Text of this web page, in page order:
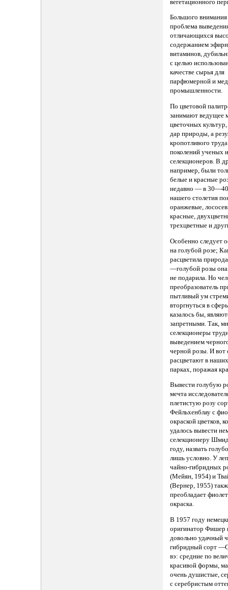
вегетационного
Большого внимания
проблема
отличающихся
содержанием
витаминов,
с целью
качестве сырья для
парфюмерной и
промышленности.
По цветовой
занимают ведущее
цветочных
дар природы, а
кропотливого
поколений ученых
селекционеров. В
например, были
белые и красные
недавно — в
нашего столетия
оранжевые,
красные,
трехцветные и
Особенно следует
на голубой розе;
расцветила
—голубой розы она
не подарила. Но
преобразователь
пытливый ум
вторгнуться в
казалось бы,
запретными. Так,
селекционеры
выведением
черной розы. И вот
расцветают в
парках, поражая
Вывести голубую
мечта
плетистую розу
Фейльхенблау с
окраской цветков,
удалось вывести
селекционеру
году, назвать
лишь условно. У
чайно-гибридных
(Мейян, 1954) и
(Вернер, 1955)
преобладает
окраска.
В 1957 году
оригинатор Фишер
довольно удачный
гибридный сорт
вэ: средние по
красивой формы,
очень душистые,
с серебристым